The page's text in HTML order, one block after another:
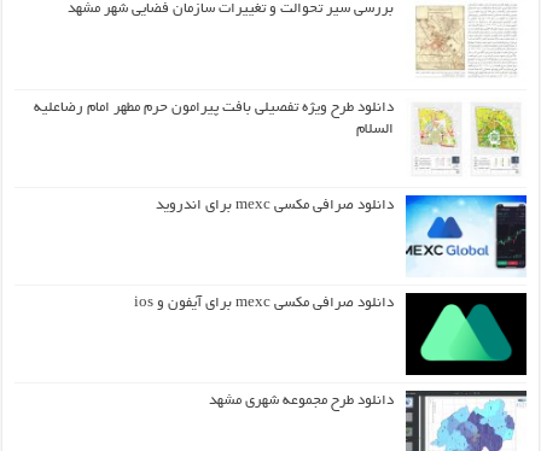
بررسی سیر تحوالت و تغییرات سازمان فضایی شهر مشهد
دانلود طرح ويژه تفصيلي بافت پيرامون حرم مطهر امام رضاعليه
السلام
دانلود صرافی مکسی mexc برای اندروید
دانلود صرافی مکسی mexc برای آیفون و ios
دانلود طرح مجموعه شهری مشهد